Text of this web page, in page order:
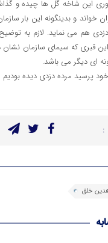
این شاخه گل ها چیده و
خواند و بدینگونه این بار
هم می نماید. لازم به
قبری که سیمای سازمان نشان
ای دیگر می باشد.
خود پرسید مرده دزدی دیده بودیم
:
خلق